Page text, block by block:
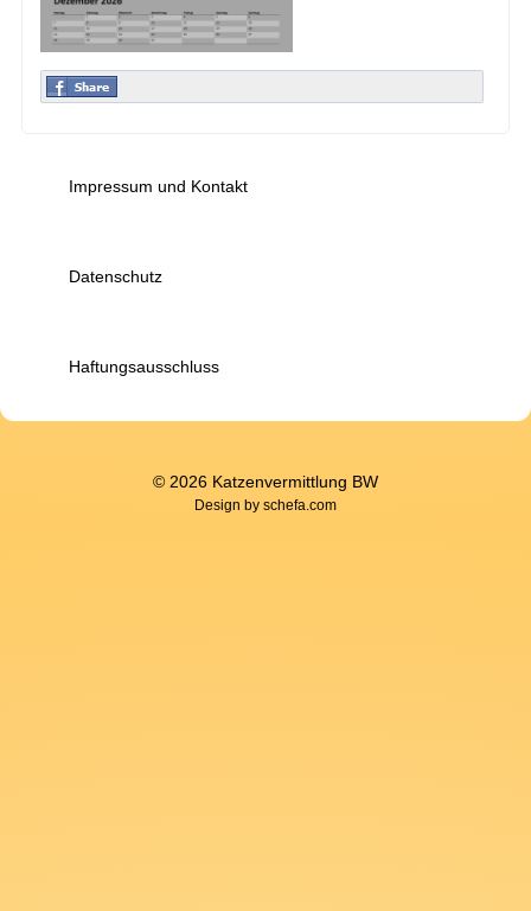
Impressum und Kontakt
Datenschutz
Haftungsausschluss
© 2026 Katzenvermittlung BW
Design by schefa.com